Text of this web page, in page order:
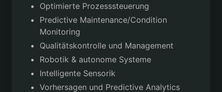
Optimierte Prozesssteuerung
Predictive Maintenance/Condition
Monitoring
Qualitätskontrolle und Management
Robotik & autonome Systeme
Intelligente Sensorik
Vorhersagen und Predictive Analytics